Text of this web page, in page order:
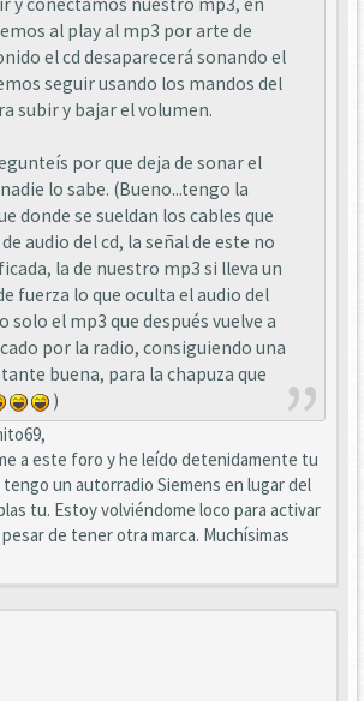
al play al mp3 por arte de
el cd desaparecerá sonando el
seguir usando los mandos del
subir y bajar el volumen.
por que deja de sonar el
lo sabe. (Bueno...tengo la
donde se sueldan los cables que
audio del cd, la señal de este no
la de nuestro mp3 si lleva un
fuerza lo que oculta el audio del
solo el mp3 que después vuelve a
por la radio, consiguiendo una
buena, para la chapuza que
)
a este foro y he leído detenidamente tu
tengo un autorradio Siemens en lugar del
tu. Estoy volviéndome loco para activar
de tener otra marca. Muchísimas